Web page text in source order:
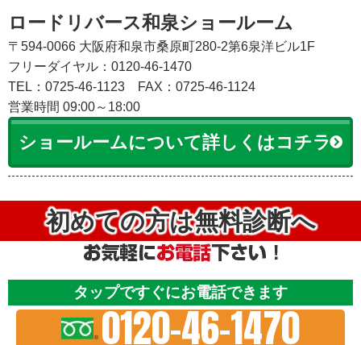
ロードリバース和泉ショールーム
〒594-0066 大阪府和泉市桑原町280-2第6泉洋ビル1F
フリーダイヤル：0120-46-1470
TEL：0725-46-1123
FAX：0725-46-1124
営業時間 09:00～18:00
ショールームについて詳しくはコチラ
初めての方は無料診断へ
タップですぐにお電話できます
0120-46-1470